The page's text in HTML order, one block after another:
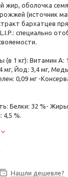
жир, оболочка
(источник
бархатцев
специально
1 кг): Витамин А:
мг, Йод: 3,4 мг,
0,09 мг -
Белки: 32 %-
4,5 %.
Нашли дешевле?